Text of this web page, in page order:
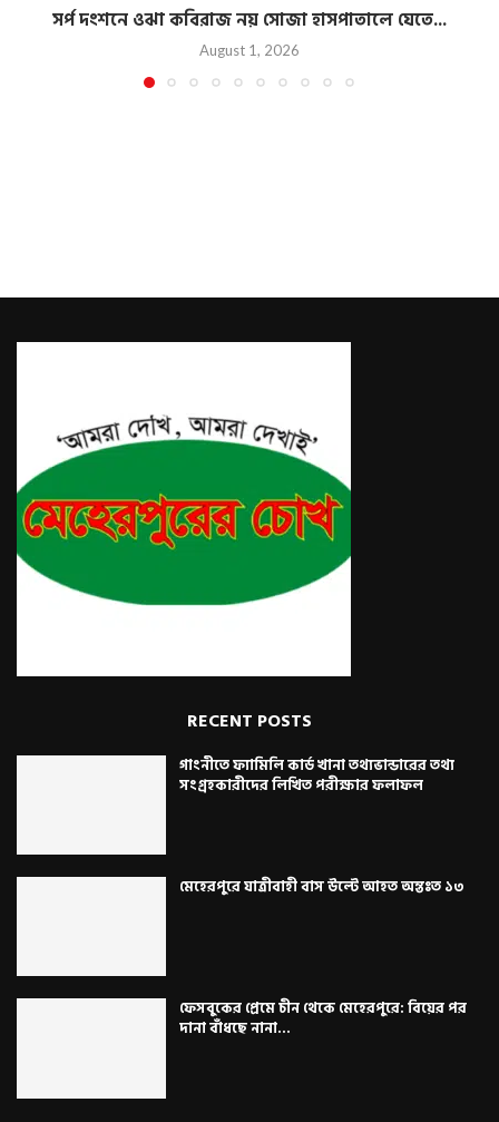
সর্প দংশনে ওঝা কবিরাজ নয় সোজা হাসপাতালে যেতে...
August 1, 2026
RECENT POSTS
গাংনীতে ফ্যামিলি কার্ড খানা তথ্যভান্ডারের তথ্য
সংগ্রহকারীদের লিখিত পরীক্ষার ফলাফল
মেহেরপুরে যাত্রীবাহী বাস উল্টে আহত অন্তঃত ১৩
ফেসবুকের প্রেমে চীন থেকে মেহেরপুরে: বিয়ের পর
দানা বাঁধছে নানা...